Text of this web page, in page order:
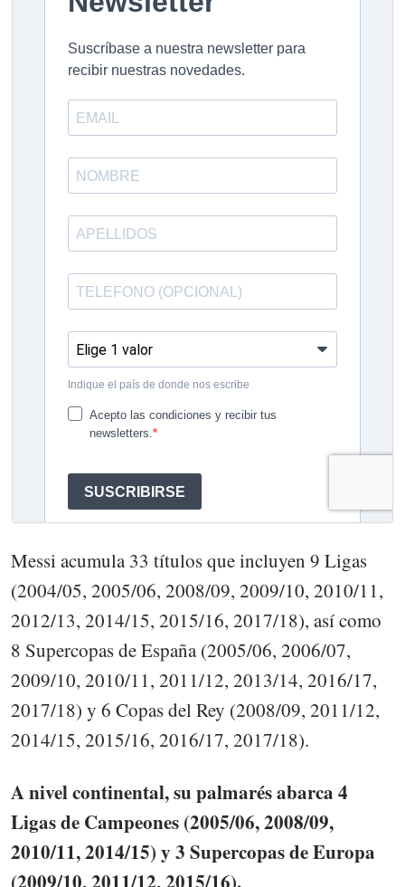
Messi acumula 33 títulos que incluyen 9 Ligas
(2004/05, 2005/06, 2008/09, 2009/10, 2010/11,
2012/13, 2014/15, 2015/16, 2017/18), así como
8 Supercopas de España (2005/06, 2006/07,
2009/10, 2010/11, 2011/12, 2013/14, 2016/17,
2017/18) y 6 Copas del Rey (2008/09, 2011/12,
2014/15, 2015/16, 2016/17, 2017/18).
A nivel continental, su palmarés abarca 4
Ligas de Campeones (2005/06, 2008/09,
2010/11, 2014/15) y 3 Supercopas de Europa